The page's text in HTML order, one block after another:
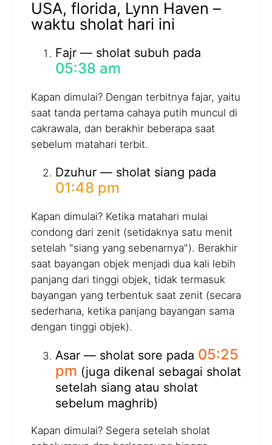
USA, florida, Lynn Haven –
waktu sholat hari ini
Fajr — sholat subuh pada
05:38 am
Kapan dimulai? Dengan terbitnya fajar, yaitu
saat tanda pertama cahaya putih muncul di
cakrawala, dan berakhir beberapa saat
sebelum matahari terbit.
Dzuhur — sholat siang pada
01:48 pm
Kapan dimulai? Ketika matahari mulai
condong dari zenit (setidaknya satu menit
setelah "siang yang sebenarnya"). Berakhir
saat bayangan objek menjadi dua kali lebih
panjang dari tinggi objek, tidak termasuk
bayangan yang terbentuk saat zenit (secara
sederhana, ketika panjang bayangan sama
dengan tinggi objek).
Asar — sholat sore pada 05:25
pm (juga dikenal sebagai sholat
setelah siang atau sholat
sebelum maghrib)
Kapan dimulai? Segera setelah sholat